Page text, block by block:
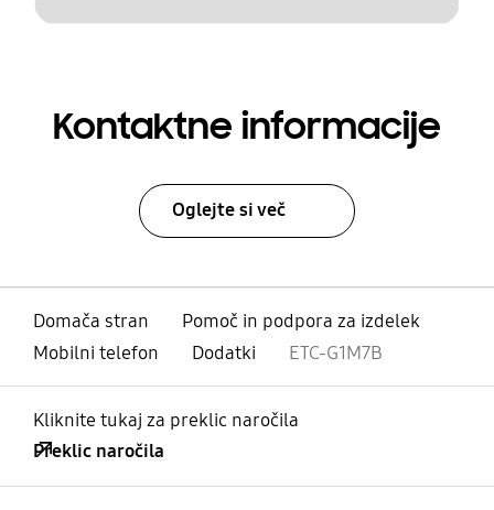
Kontaktne informacije
Oglejte si več
Domača stran
Pomoč in podpora za izdelek
Mobilni telefon
Dodatki ETC-G1M7B
Kliknite tukaj za preklic naročila
Preklic naročila